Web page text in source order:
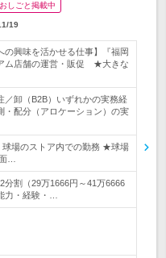
しごと掲載中
19
の興味を活かせる仕事】『福岡
ム店舗の運営・販促 ★大きな
／卸（B2B）いずれかの実務経
配分（アロケーション）の実
球場のストア内での勤務 ★球場
…
割（29万1666円～41万6666
力・経験・…